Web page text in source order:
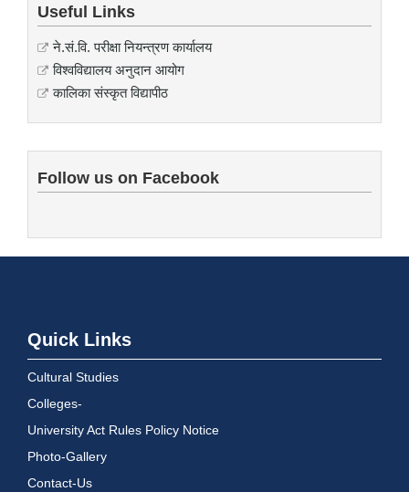
Useful Links
ने.सं.वि. परीक्षा नियन्त्रण कार्यालय
विश्वविद्यालय अनुदान आयोग
कालिका संस्कृत विद्यापीठ
Follow us on Facebook
Quick Links
Cultural Studies
Colleges-
University Act Rules Policy Notice
Photo-Gallery
Contact-Us